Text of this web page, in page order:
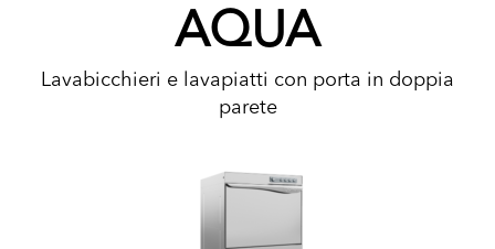
AQUA
Lavabicchieri e lavapiatti con porta in doppia
parete